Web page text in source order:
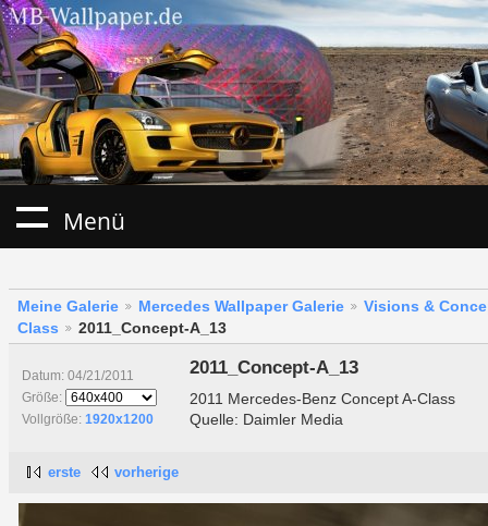
Menü
Meine Galerie Mercedes Wallpaper Galerie
Visions &
Class
2011_Concept-A_13
Datum: 04/21/2011
Größe:
Vollgröße: 1920x1200
2011_Concept-A_13
2011 Mercedes-Benz Concept A-Class
Quelle: Daimler Media
erste vorherige